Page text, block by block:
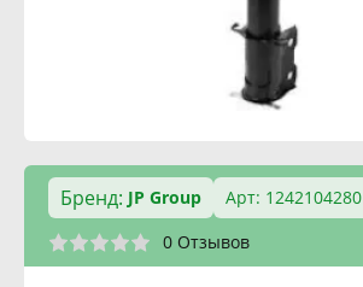
Бренд: JP Group
Арт: 1242104280
0 Отзывов